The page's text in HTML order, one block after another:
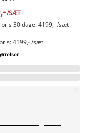
/SÆT
pris 30 dage: 4199,- /sæt
4199,- /sæt